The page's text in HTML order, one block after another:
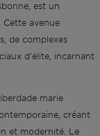
est un
avenue
de complexes
d'élite, incarnant
marie
créant
et modernité. Le